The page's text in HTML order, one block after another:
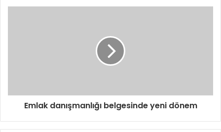
Emlak danışmanlığı belgesinde yeni dönem